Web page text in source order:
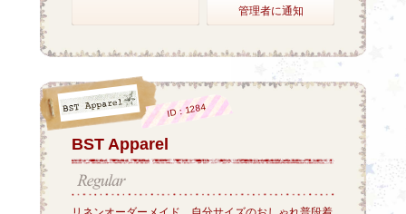
管理者に通知
BST Apparel
ID：1284